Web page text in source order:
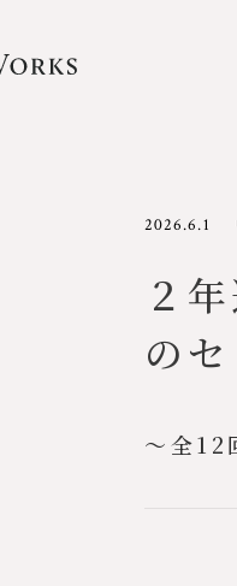
2026.6.1
２
の
～全12